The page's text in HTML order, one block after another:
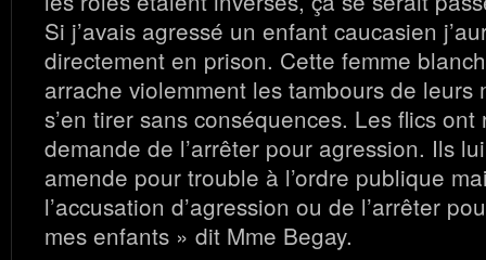
Si j’avais agressé un enfant caucasien
directement en prison. Cette femme
arrache violemment les tambours de leurs
s’en tirer sans conséquences. Les flics ont
demande de l’arrêter pour agression. Ils
amende pour trouble à l’ordre publique
l’accusation d’agression ou de l’arrêter
mes enfants » dit Mme Begay.